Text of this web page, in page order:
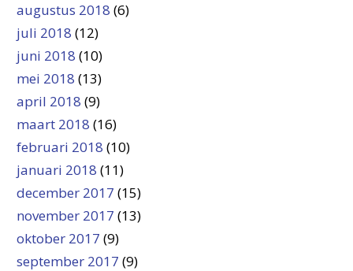
augustus 2018 (6)
juli 2018 (12)
juni 2018 (10)
mei 2018 (13)
april 2018 (9)
maart 2018 (16)
februari 2018 (10)
januari 2018 (11)
december 2017 (15)
november 2017 (13)
oktober 2017 (9)
september 2017 (9)